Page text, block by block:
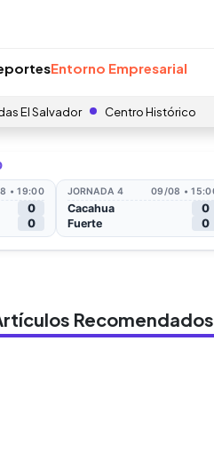
Entorno Empresarial
El Salvador Centro Histórico
Recomendados